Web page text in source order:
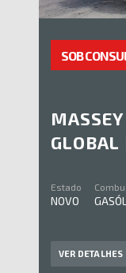
SOB
Estado
NOVO
VER DETALHES